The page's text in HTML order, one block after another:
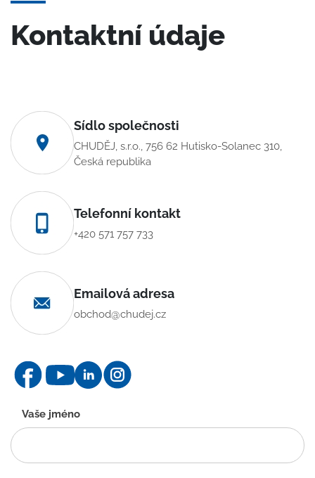
Kontaktní údaje
Sídlo společnosti
CHUDĚJ, s.r.o., 756 62 Hutisko-Solanec 310,
Česká republika
Telefonní kontakt
+420 571 757 733
Emailová adresa
obchod@chudej.cz
Kontaktní
formulář
-
CZ
Vaše jméno